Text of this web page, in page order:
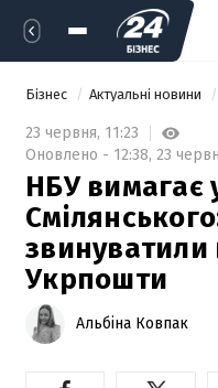
Бізнес Актуальні новини
23 червня, 11:23
Оновлено - 12:38, 23
НБУ вимагає
звинуватили
Укрпошти
Альбіна Ковпак